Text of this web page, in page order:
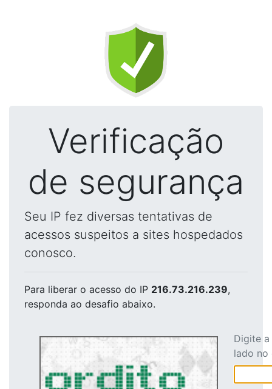
Verificação
de segurança
Seu IP fez diversas tentativas de
acessos suspeitos a sites hospedados
conosco.
Para liberar o acesso do IP 216.73.216.239,
responda ao desafio abaixo.
Digite
lado no